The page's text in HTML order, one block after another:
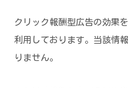
クリック報酬型広告の効果
利用しております。当該情
りません。